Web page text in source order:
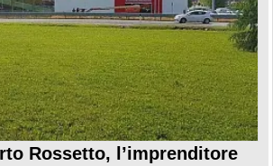
Rossetto, l’imprenditore